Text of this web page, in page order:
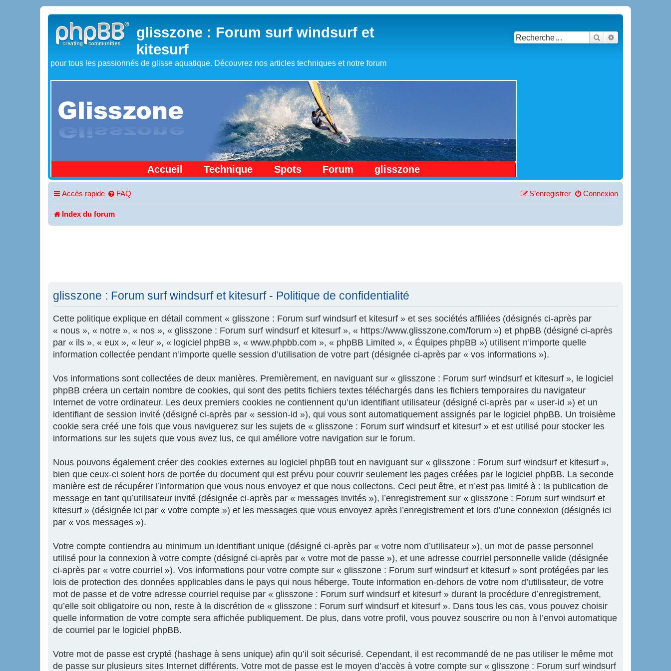
glisszone : Forum surf windsurf et
kitesurf
pour tous les passionnés de glisse aquatique. Découvrez nos articles techniques et notre forum
Accueil Technique Spots Forum glisszone
Rechercher
Accès rapide FAQ Connexion
S’enregistrer
Index du forum
glisszone : Forum surf windsurf et kitesurf - Politique de confidentialité
Cette politique explique en détail comment « glisszone : Forum surf windsurf et kitesurf » et ses sociétés affiliées (désignés ci-après par
« nous », « notre », « nos », « glisszone : Forum surf windsurf et kitesurf », « https://www.glisszone.com/forum ») et phpBB (désigné ci-après
par « ils », « eux », « leur », « logiciel phpBB », « www.phpbb.com », « phpBB Limited », « Équipes phpBB ») utilisent n’importe quelle
information collectée pendant n’importe quelle session d’utilisation de votre part (désignée ci-après par « vos informations »).
Vos informations sont collectées de deux manières. Premièrement, en naviguant sur « glisszone : Forum surf windsurf et kitesurf », le logiciel
phpBB créera un certain nombre de cookies, qui sont des petits fichiers textes téléchargés dans les fichiers temporaires du navigateur
Internet de votre ordinateur. Les deux premiers cookies ne contiennent qu’un identifiant utilisateur (désigné ci-après par « user-id ») et un
identifiant de session invité (désigné ci-après par « session-id »), qui vous sont automatiquement assignés par le logiciel phpBB. Un troisième
cookie sera créé une fois que vous naviguerez sur les sujets de « glisszone : Forum surf windsurf et kitesurf » et est utilisé pour stocker les
informations sur les sujets que vous avez lus, ce qui améliore votre navigation sur le forum.
Nous pouvons également créer des cookies externes au logiciel phpBB tout en naviguant sur « glisszone : Forum surf windsurf et kitesurf »,
bien que ceux-ci soient hors de portée du document qui est prévu pour couvrir seulement les pages créées par le logiciel phpBB. La seconde
manière est de récupérer l’information que vous nous envoyez et que nous collectons. Ceci peut être, et n’est pas limité à : la publication de
message en tant qu’utilisateur invité (désignée ci-après par « messages invités »), l’enregistrement sur « glisszone : Forum surf windsurf et
kitesurf » (désignée ici par « votre compte ») et les messages que vous envoyez après l’enregistrement et lors d’une connexion (désignés ici
par « vos messages »).
Votre compte contiendra au minimum un identifiant unique (désigné ci-après par « votre nom d’utilisateur »), un mot de passe personnel
utilisé pour la connexion à votre compte (désigné ci-après par « votre mot de passe »), et une adresse courriel personnelle valide (désignée
ci-après par « votre courriel »). Vos informations pour votre compte sur « glisszone : Forum surf windsurf et kitesurf » sont protégées par les
lois de protection des données applicables dans le pays qui nous héberge. Toute information en-dehors de votre nom d’utilisateur, de votre
mot de passe et de votre adresse courriel requise par « glisszone : Forum surf windsurf et kitesurf » durant la procédure d’enregistrement,
qu’elle soit obligatoire ou non, reste à la discrétion de « glisszone : Forum surf windsurf et kitesurf ». Dans tous les cas, vous pouvez choisir
quelle information de votre compte sera affichée publiquement. De plus, dans votre profil, vous pouvez souscrire ou non à l’envoi automatique
de courriel par le logiciel phpBB.
Votre mot de passe est crypté (hashage à sens unique) afin qu’il soit sécurisé. Cependant, il est recommandé de ne pas utiliser le même mot
de passe sur plusieurs sites Internet différents. Votre mot de passe est le moyen d’accès à votre compte sur « glisszone : Forum surf windsurf